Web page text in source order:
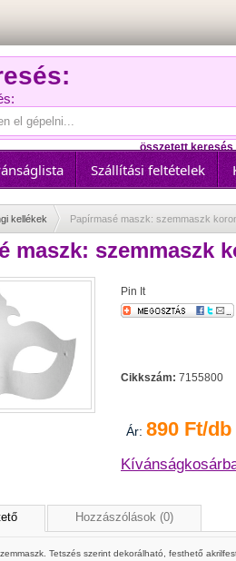
összetett keresés
Szállítási feltételek
kellékek Papírmasé maszk: szemmaszk
maszk: szemmaszk
Pin It
Cikkszám: 7155800
Ár: 890 Ft/db
Hozzászólások (0)
Tetszés szerint dekorálható, festhető